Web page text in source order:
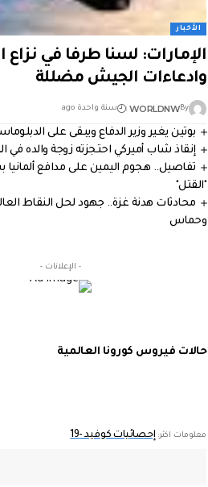
الأخبار
الإمارات: لسنا طرفا في نزاع
وادعاءات الجيش مضللة
By
WORLDNW سنة واحدة ago
بوتين يغير وزير الدفاع ويبقى على
إنقاذ شاب أميركي احتجزته زوجة والده في المنزل
تفاصيل.. هجوم اليمين على مدافع
"القتل"
محادثات هدنة غزة.. جهود لحل النقاط
وحماس
- الإعلانات -
حالات فيروس كورونا العالمية
معلومات اكثر: إحصائيات كوفيد -19